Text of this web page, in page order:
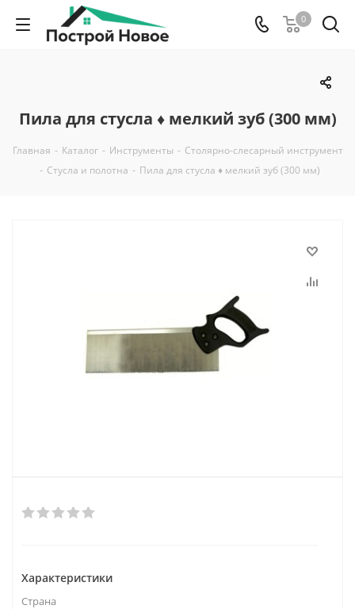
0
Пила для стусла ♦ мелкий зуб (300 мм)
Главная - Каталог - Инструменты - Столярно-слесарный инструмент
- Стусла и полотна - Пила для стусла ♦ мелкий зуб (300 мм)
Характеристики
Страна